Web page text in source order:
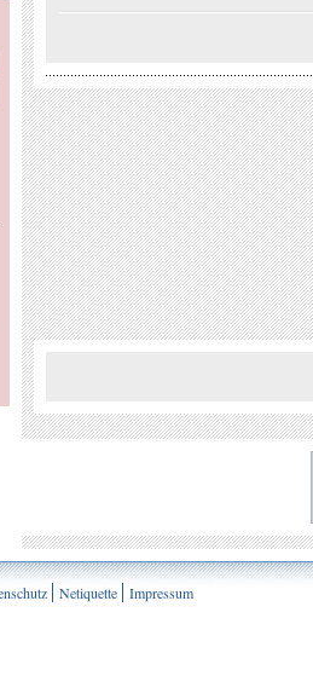
Netiquette Impressum